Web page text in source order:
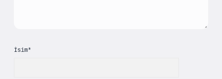
İsim*